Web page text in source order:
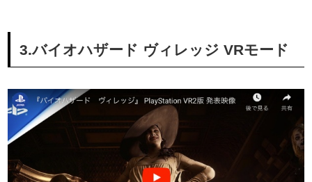
3.バイオハザード ヴィレッジ VRモード